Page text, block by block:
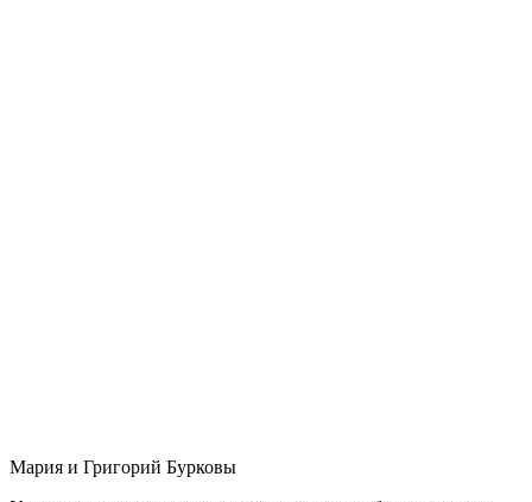
Мария и Григорий Бурковы